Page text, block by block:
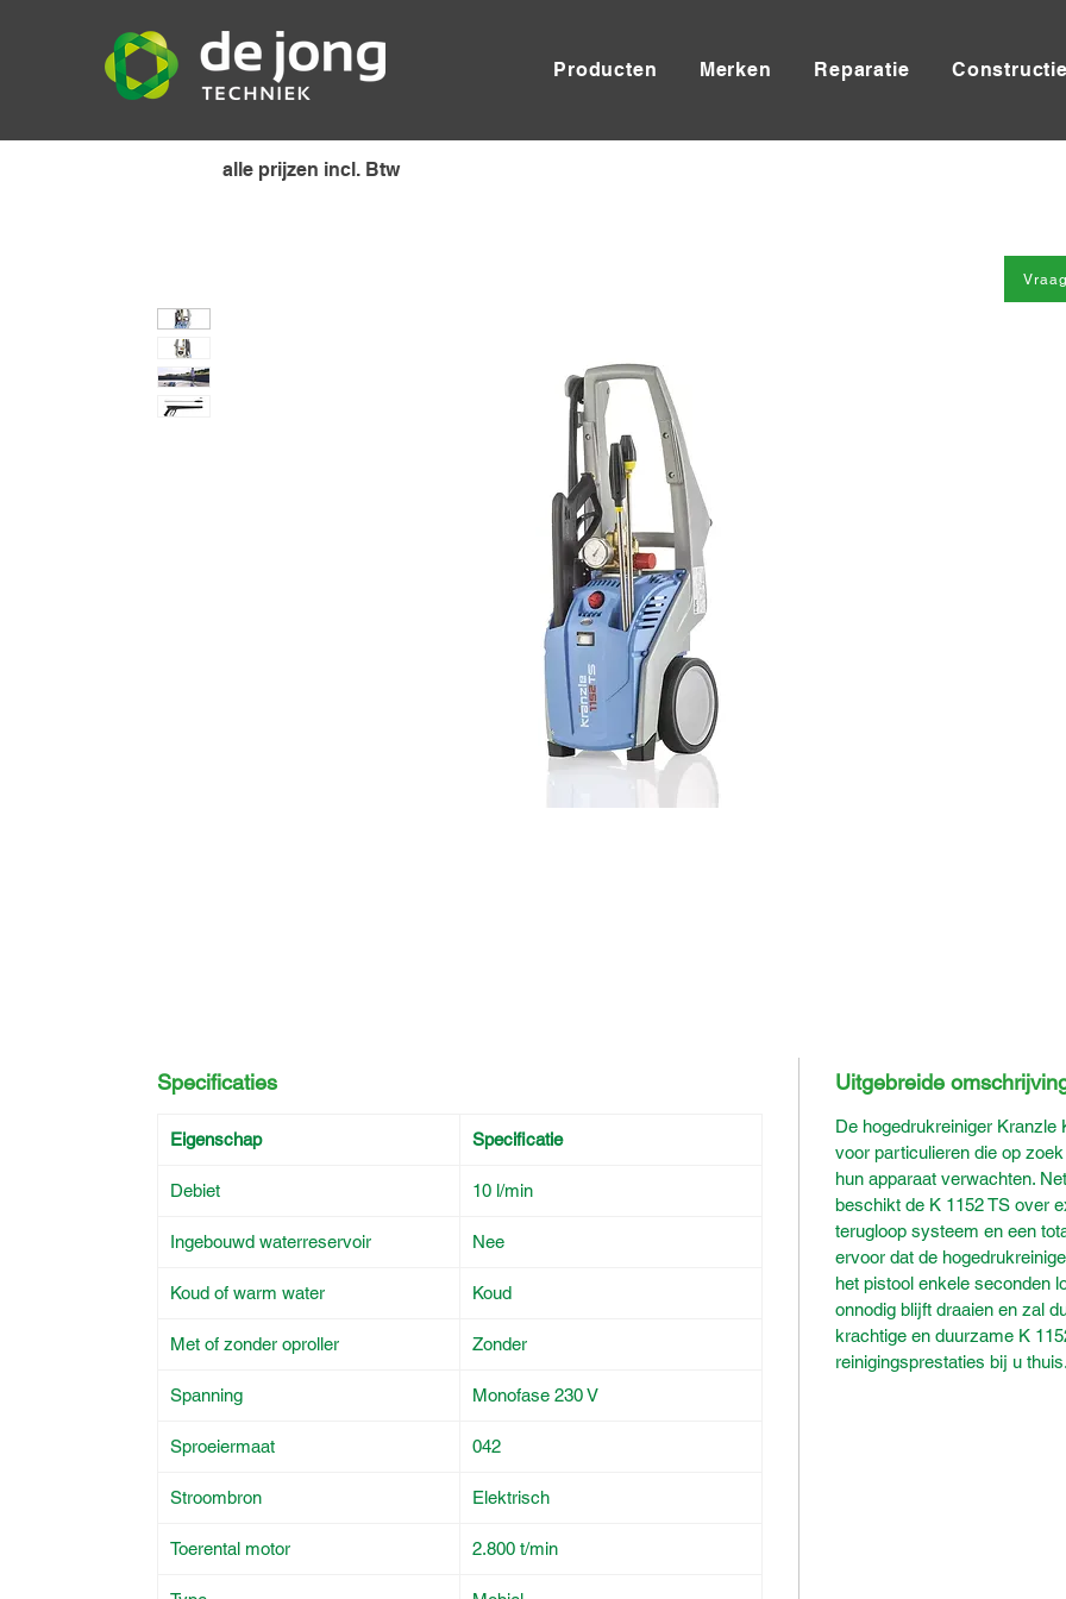
Producten Merken Reparatie Constructie
Specificaties
Eigenschap Specificatie
Debiet 10 l/min
Ingebouwd waterreservoir Nee
Koud of warm water Koud
Met of zonder oproller Zonder
Spanning Monofase 230 V
Sproeiermaat 042
Stroombron Elektrisch
Toerental motor 2.800 t/min
Uitgebreide
De hogedrukreiniger Kranzle
voor particulieren die op
hun apparaat verwachten.
beschikt de K 1152 TS over
terugloop systeem en een
ervoor dat de
het pistool enkele seconden
onnodig blijft draaien en zal
krachtige en duurzame K
reinigingsprestaties bij u thuis.
alle prijzen incl. Btw